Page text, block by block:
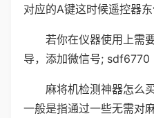
对应的A键这时候遥控器东
若你在仪器使用上需
导，添加微信号; sdf6770
麻将机检测神器怎么
一般是指通过一些无需对